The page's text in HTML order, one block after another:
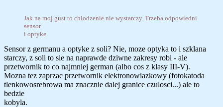
Jak na moj gust to chlodzenie nie wystarczy. Trzeba odpowiedni
sensor
i optyke.
Sensor z germanu a optyke z soli? Nie, moze optyka to i szklana
starczy, z soli to sie na naprawde dziwne zakresy robi - ale
przetwornik to co najmniej german (albo cos z klasy III-V).
Mozna tez zaprzac przetwornik elektronowiazkowy (fotokatoda
tlenkowosrebrowa ma znacznie dalej granice czulosci...) ale to
bedzie
kobyla.